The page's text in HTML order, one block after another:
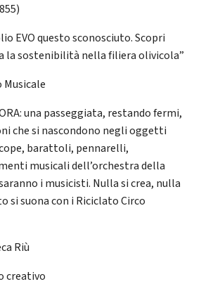
EVO questo sconosciuto. Scopri
la sostenibilità nella filiera olivicola”
Musicale
una passeggiata, restando fermi,
che si nascondono negli oggetti
barattoli, pennarelli,
musicali dell’orchestra della
i musicisti. Nulla si crea, nulla
si suona con i Riciclato Circo
Riù
creativo